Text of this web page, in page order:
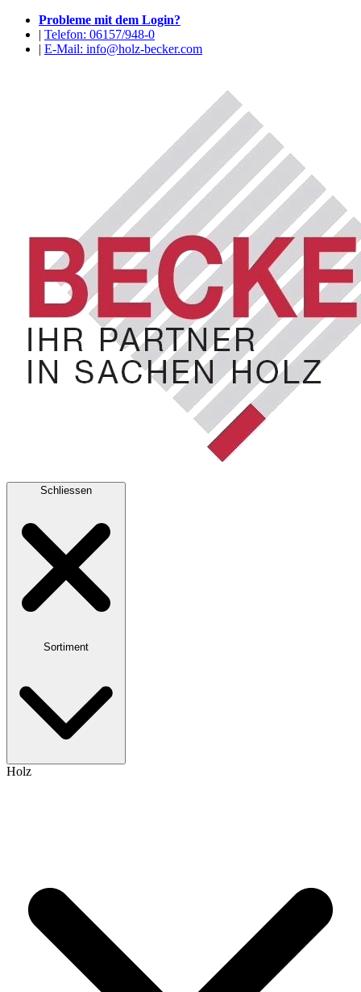
Probleme mit dem Login?
| Telefon: 06157/948-0
| E-Mail: info@holz-becker.com
Schliessen
Sortiment
Holz